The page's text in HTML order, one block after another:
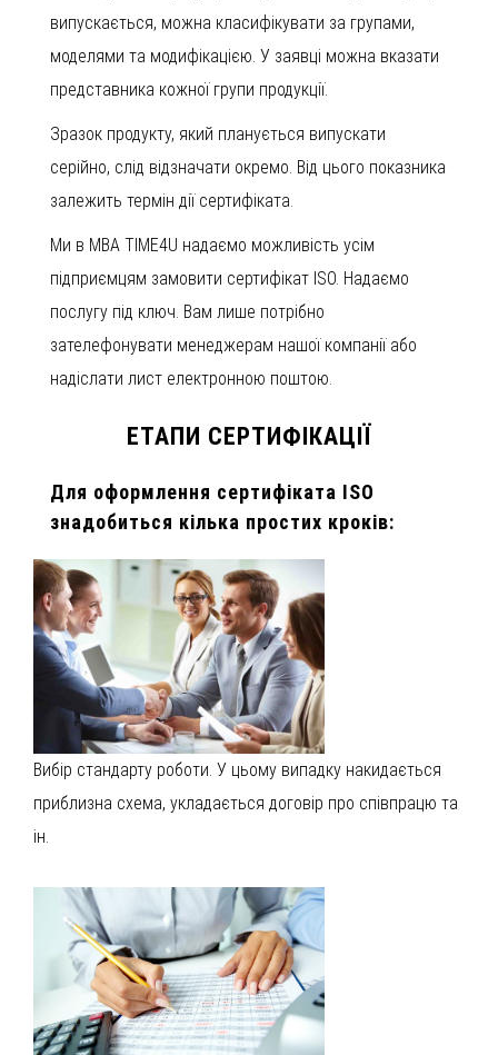
випускається, можна класифікувати за групами,
моделями та модифікацією. У заявці можна вказати
представника кожної групи продукції.
Зразок продукту, який планується випускати
серійно, слід відзначати окремо. Від цього показника
залежить термін дії сертифіката.
Ми в MBA TIME4U надаємо можливість усім
підприємцям замовити сертифікат ISO. Надаємо
послугу під ключ. Вам лише потрібно
зателефонувати менеджерам нашої компанії або
надіслати лист електронною поштою.
ЕТАПИ СЕРТИФІКАЦІЇ
Для оформлення сертифіката ISO
знадобиться кілька простих кроків:
Вибір стандарту роботи. У цьому випадку накидається
приблизна схема, укладається договір про співпрацю та
ін.